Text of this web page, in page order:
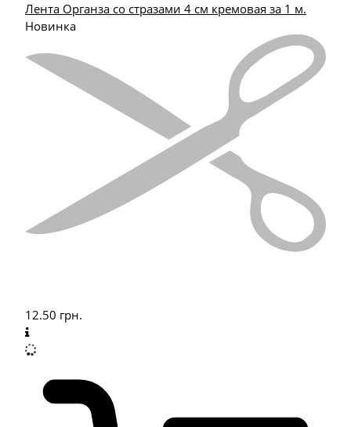
Лента Органза со стразами 4 см кремовая за 1 м.
Новинка
12.50 грн.